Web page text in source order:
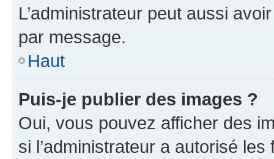
L’administrateur peut aussi
par message.
Haut
Puis-je publier des images ?
Oui, vous pouvez afficher des
si l’administrateur a autorisé